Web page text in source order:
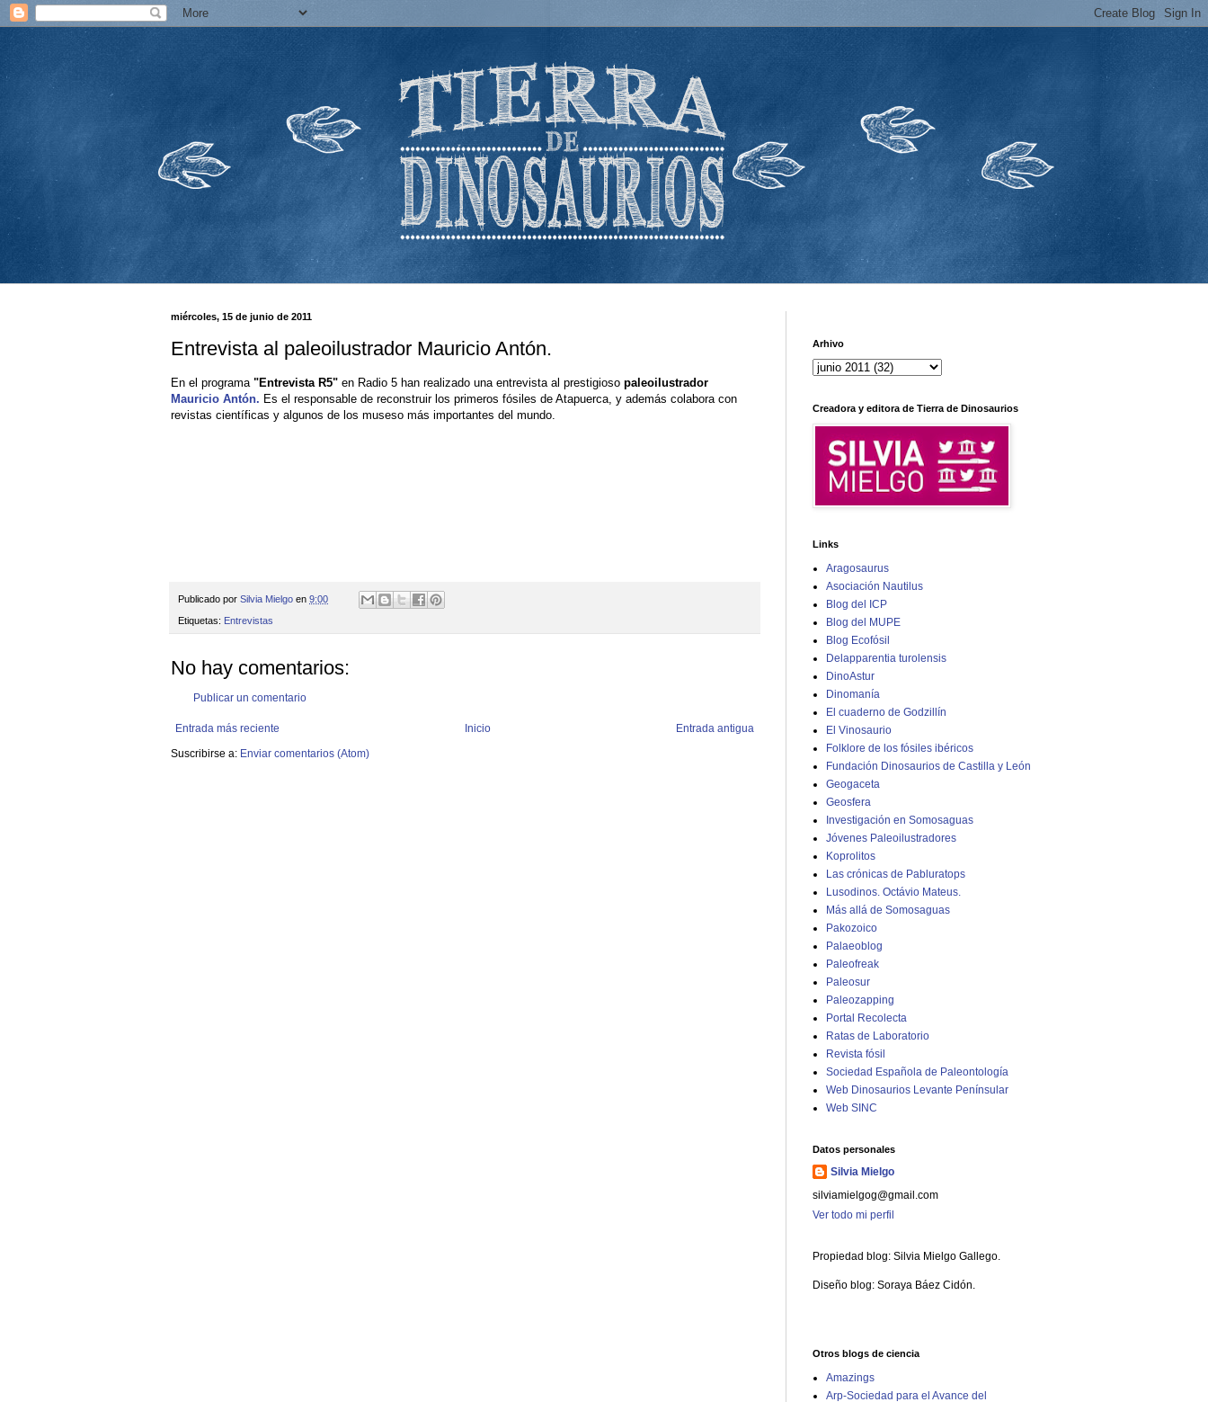
miércoles, 15 de junio de 2011
Entrevista al paleoilustrador Mauricio Antón.
En el programa "Entrevista R5" en Radio 5 han realizado una entrevista al prestigioso paleoilustrador
Mauricio Antón. Es el responsable de reconstruir los primeros fósiles de Atapuerca, y además colabora con
revistas científicas y algunos de los museso más importantes del mundo.
Publicado por Silvia Mielgo en 9:00
Etiquetas: Entrevistas
No hay comentarios:
Publicar un comentario
Entrada más reciente Entrada antigua
Inicio
Suscribirse a: Enviar comentarios (Atom)
Arhivo
Creadora y editora de Tierra de Dinosaurios
Links
Aragosaurus
Asociación Nautilus
Blog del ICP
Blog del MUPE
Blog Ecofósil
Delapparentia turolensis
DinoAstur
Dinomanía
El cuaderno de Godzillín
El Vinosaurio
Folklore de los fósiles ibéricos
Fundación Dinosaurios de Castilla y León
Geogaceta
Geosfera
Investigación en Somosaguas
Jóvenes Paleoilustradores
Koprolitos
Las crónicas de Pabluratops
Lusodinos. Octávio Mateus.
Más allá de Somosaguas
Pakozoico
Palaeoblog
Paleofreak
Paleosur
Paleozapping
Portal Recolecta
Ratas de Laboratorio
Revista fósil
Sociedad Española de Paleontología
Web Dinosaurios Levante Penínsular
Web SINC
Datos personales
Silvia Mielgo
silviamielgog@gmail.com
Ver todo mi perfil
Propiedad blog: Silvia Mielgo Gallego.
Diseño blog: Soraya Báez Cidón.
Otros blogs de ciencia
Amazings
Arp-Sociedad para el Avance del